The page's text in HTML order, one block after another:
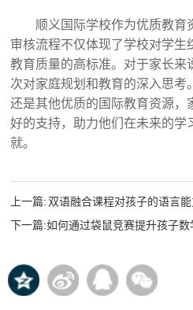
顺义国际学校作为优质教育
审核流程不仅体现了学校对学生
教育质量的高标准。对于家长来
次对家庭规划和教育的深入思考
还是其他优质的国际教育资源，
好的支持，助力他们在未来的学
就。‍
上一篇: 双语融合课程对孩子的语言
下一篇:如何通过袋鼠竞赛提升孩子数